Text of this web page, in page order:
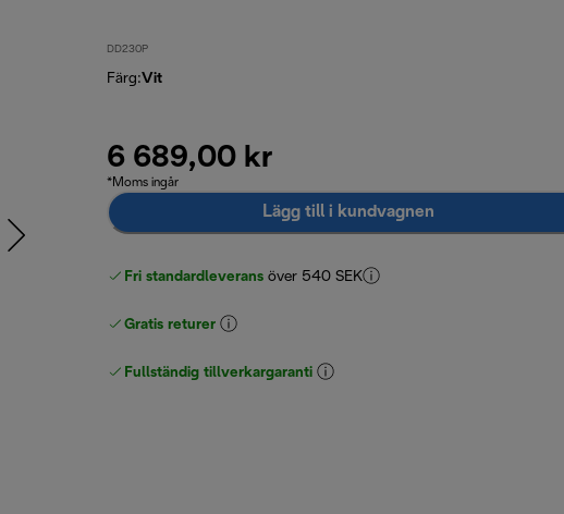
DD230P
Färg:Vit
6 689,00 kr
*Moms ingår
Lägg till i kundvagnen
Fri standardleverans över 540 SEK
Gratis returer
Fullständig tillverkargaranti